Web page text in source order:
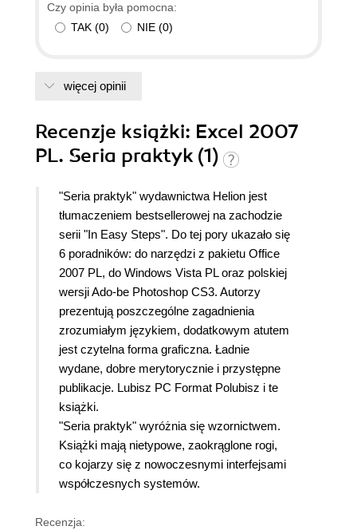
Czy opinia była pomocna:
TAK (0) NIE (0)
więcej opinii
Recenzje książki: Excel 2007
PL. Seria praktyk (1)
"Seria praktyk" wydawnictwa Helion jest
tłumaczeniem bestsellerowej na zachodzie
serii "In Easy Steps". Do tej pory ukazało się
6 poradników: do narzędzi z pakietu Office
2007 PL, do Windows Vista PL oraz polskiej
wersji Ado-be Photoshop CS3. Autorzy
prezentują poszczególne zagadnienia
zrozumiałym językiem, dodatkowym atutem
jest czytelna forma graficzna. Ładnie
wydane, dobre merytorycznie i przystępne
publikacje. Lubisz PC Format Polubisz i te
książki.
"Seria praktyk" wyróżnia się wzornictwem.
Książki mają nietypowe, zaokrąglone rogi,
co kojarzy się z nowoczesnymi interfejsami
współczesnych systemów.
Recenzja: